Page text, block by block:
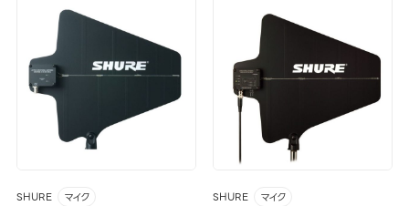
SHURE マイク SHURE マイク